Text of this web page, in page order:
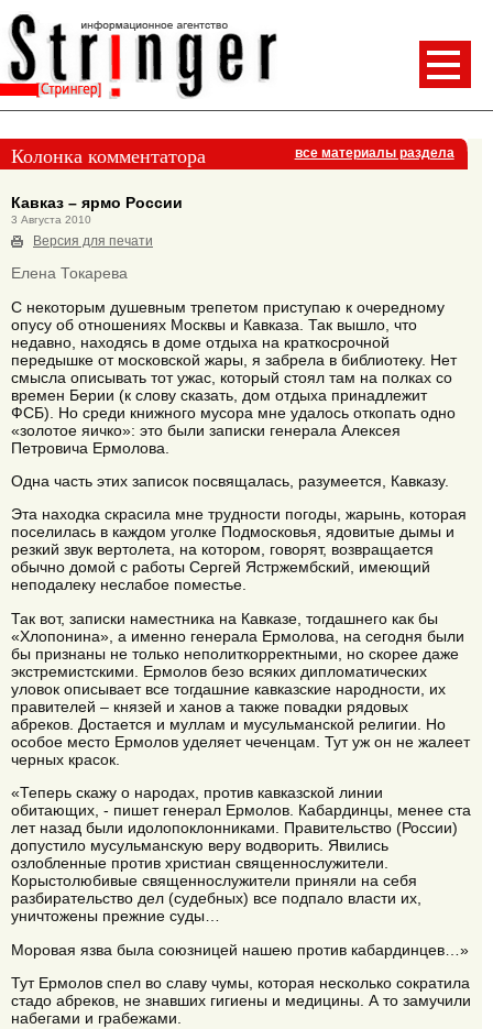
Колонка комментатора все материалы раздела
Кавказ – ярмо России
3 Августа 2010
Версия для печати
Елена Токарева
С некоторым душевным трепетом приступаю к очередному
опусу об отношениях Москвы и Кавказа. Так вышло, что
недавно, находясь в доме отдыха на краткосрочной
передышке от московской жары, я забрела в библиотеку. Нет
смысла описывать тот ужас, который стоял там на полках со
времен Берии (к слову сказать, дом отдыха принадлежит
ФСБ). Но среди книжного мусора мне удалось откопать одно
«золотое яичко»: это были записки генерала Алексея
Петровича Ермолова.
Одна часть этих записок посвящалась, разумеется, Кавказу.
Эта находка скрасила мне трудности погоды, жарынь, которая
поселилась в каждом уголке Подмосковья, ядовитые дымы и
резкий звук вертолета, на котором, говорят, возвращается
обычно домой с работы Сергей Ястржембский, имеющий
неподалеку неслабое поместье.
Так вот, записки наместника на Кавказе, тогдашнего как бы
«Хлопонина», а именно генерала Ермолова, на сегодня были
бы признаны не только неполиткорректными, но скорее даже
экстремистскими. Ермолов безо всяких дипломатических
уловок описывает все тогдашние кавказские народности, их
правителей – князей и ханов а также повадки рядовых
абреков. Достается и муллам и мусульманской религии. Но
особое место Ермолов уделяет чеченцам. Тут уж он не жалеет
черных красок.
«Теперь скажу о народах, против кавказской линии
обитающих, - пишет генерал Ермолов. Кабардинцы, менее ста
лет назад были идолопоклонниками. Правительство (России)
допустило мусульманскую веру водворить. Явились
озлобленные против христиан священнослужители.
Корыстолюбивые священнослужители приняли на себя
разбирательство дел (судебных) все подпало власти их,
уничтожены прежние суды…
Моровая язва была союзницей нашею против кабардинцев…»
Тут Ермолов спел во славу чумы, которая несколько сократила
стадо абреков, не знавших гигиены и медицины. А то замучили
набегами и грабежами.